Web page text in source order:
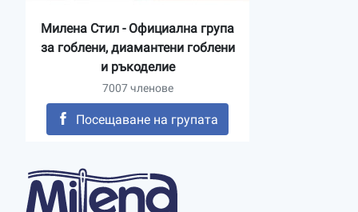
Милена Стил - Официална група
за гоблени, диамантени гоблени
и ръкоделие
7007 членове
Посещаване на групата